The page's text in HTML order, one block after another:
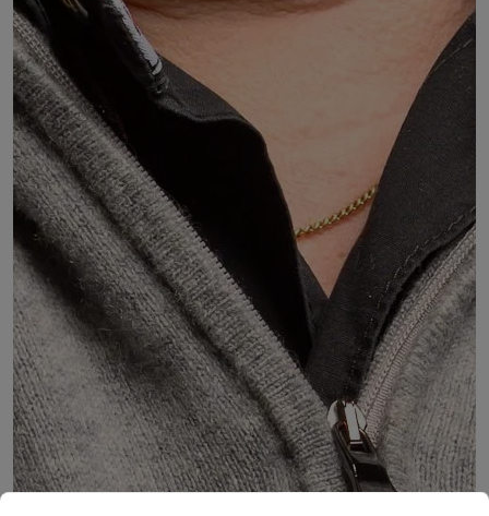
Christophe MARGUIN
DÉSIGNÉ PAR :
la Chambre de commerce et d'industrie de région
d'Auvergne-Rhône-Alpes
COMMISSIONS :
Commission 9 : Ruralité, équité et équilibre des
territoires, développement des territoires ruraux
Commission 7 : Jeunesse, sport, culture, éducation
populaire et intergénération